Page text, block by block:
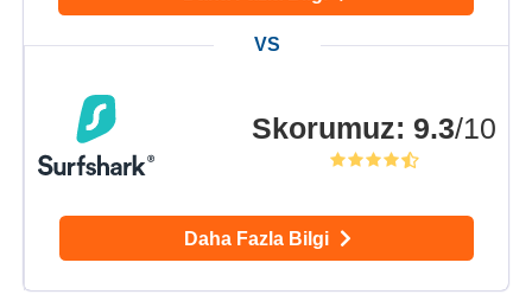
Skorumuz: 9.3/10
Daha Fazla Bilgi